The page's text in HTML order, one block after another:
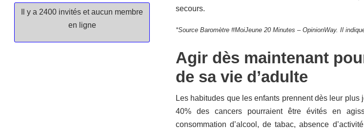
Il y a 2400 invités et aucun membre
en ligne
secours.
*Source Baromètre #MoiJeune 20 Minutes – OpinionWay. Il
Agir dès maintenant
de sa vie d’adulte
Les habitudes que les enfants prennent dès leur
40% des cancers pourraient être évités en
consommation d’alcool, de tabac, absence